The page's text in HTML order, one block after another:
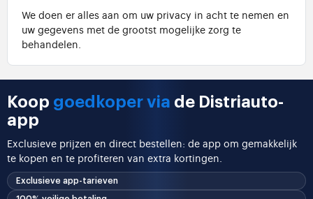
We doen er alles aan om uw privacy in acht te nemen en
uw gegevens met de grootst mogelijke zorg te
behandelen.
Koop goedkoper via de Distriauto-
app
Exclusieve prijzen en direct bestellen: de app om gemakkelijk
te kopen en te profiteren van extra kortingen.
Exclusieve app-tarieven